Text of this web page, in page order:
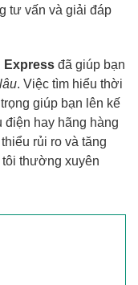
tư vấn và giải đáp
Express đã giúp bạn
. Việc tìm hiểu thời
giúp bạn lên kế
điện hay hãng hàng
rủi ro và tăng
thường xuyên